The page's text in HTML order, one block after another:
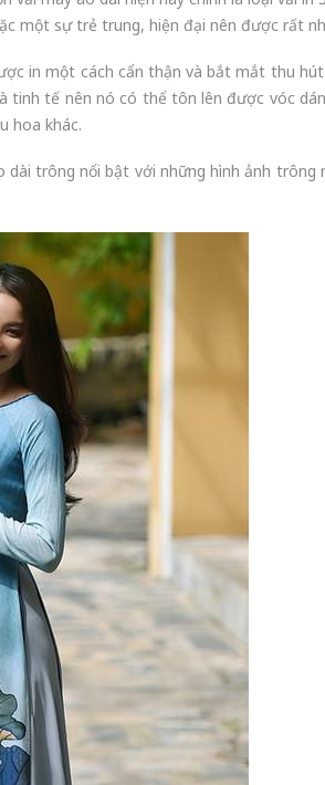
một sự trẻ trung, hiện đại nên được rất
in một cách cẩn thận và bắt mắt thu
tế nên nó có thể tôn lên được vóc
hoa khác.
trông nổi bật với những hình ảnh